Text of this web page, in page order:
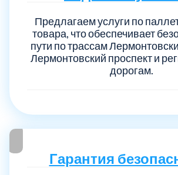
Предлагаем услуги по
товара, что обеспечивает
пути по трассам
Лермонтовский проспект и
дорогам.
Гарантия